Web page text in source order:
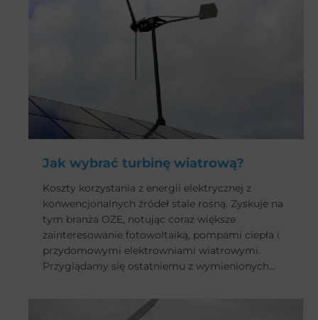
Jak wybrać turbinę wiatrową?
Koszty korzystania z energii elektrycznej z
konwencjonalnych źródeł stale rosną. Zyskuje na
tym branża OZE, notując coraz większe
zainteresowanie fotowoltaiką, pompami ciepła i
przydomowymi elektrowniami wiatrowymi.
Przyglądamy się ostatniemu z wymienionych
dostarczanego przez operatorów i przedstawiamy
najważniejsze czynniki, na które należy zwrócić